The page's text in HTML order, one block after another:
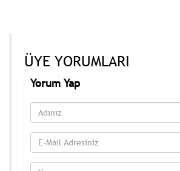
ÜYE YORUMLARI
Yorum Yap